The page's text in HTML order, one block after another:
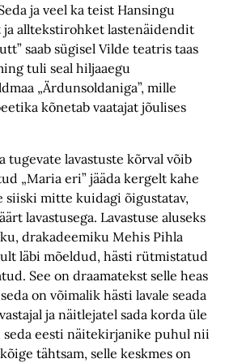
ja veel ka teist Hansingu
ja alltekstirohket lastenäidendit
saab sügisel Vilde teatris taas
tuli seal hiljaaegu
„Ärdunsoldaniga”, mille
kõnetab vaatajat jõulises
tugevate lavastuste kõrval võib
„Maria eri” jääda kergelt kahe
siiski mitte kuidagi õigustatav,
lavastusega. Lavastuse aluseks
drakadeemiku Mehis Pihla
läbi mõeldud, hästi rütmistatud
See on draamatekst selle heas
on võimalik hästi lavale seada
ja näitlejatel sada korda üle
seda eesti näitekirjanike puhul nii
tähtsam, selle keskmes on